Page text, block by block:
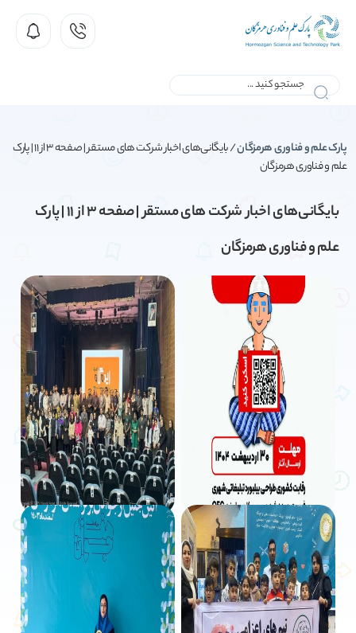
پارک علم و فناوری هرمزگان/
بایگانی‌های اخبار شرکت های مستقر | صفحه 3 از 11 | پارک
علم و فناوری هرمزگان
بایگانی‌های اخبار شرکت های مستقر | صفحه 3 از 11 | پارک
علم و فناوری هرمزگان
ژیوانو با همکاری پارک علم وفناوری
برگزار می کند؛ مسابقه طراحی بیلبورد
شهری
2025/04/16
رویداد ملی امید درهرمزگان؛جرقه‌ای
برای رشداستارتاپ‌ها
2025/03/24